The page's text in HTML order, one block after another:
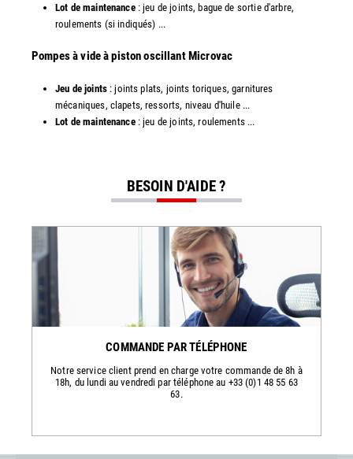
Lot de maintenance: jeu de joints, bague de sortie d'arbre,
roulements (si indiqués) ...
​​Pompes à vide à piston oscillant Microvac
Jeu de joints: joints plats, joints toriques, garnitures
mécaniques, clapets, ressorts, niveau d'huile ...
Lot de maintenance: jeu de joints, roulements ...
BESOIN D'AIDE ?
COMMANDE PAR TÉLÉPHONE
Notre service client prend en charge votre commande de 8h à
18h, du lundi au vendredi par téléphone au +33 (0)1 48 55 63
63.